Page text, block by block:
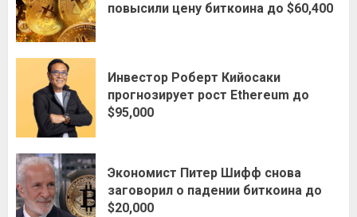
повысили цену биткоина до $60,400
Инвестор Роберт Кийосаки
прогнозирует рост Ethereum до
$95,000
Экономист Питер Шифф снова
заговорил о падении биткоина до
$20,000